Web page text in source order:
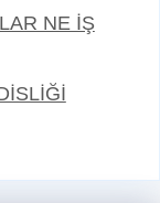
NE İŞ